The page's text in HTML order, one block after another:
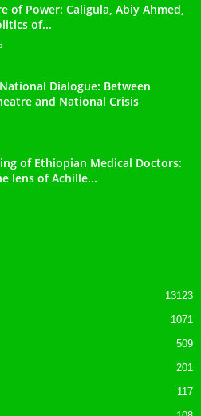
of Power: Caligula, Abiy Ahmed,
of...
Dialogue: Between
and National Crisis
of Ethiopian Medical Doctors:
lens of Achille...
13123
1071
509
201
117